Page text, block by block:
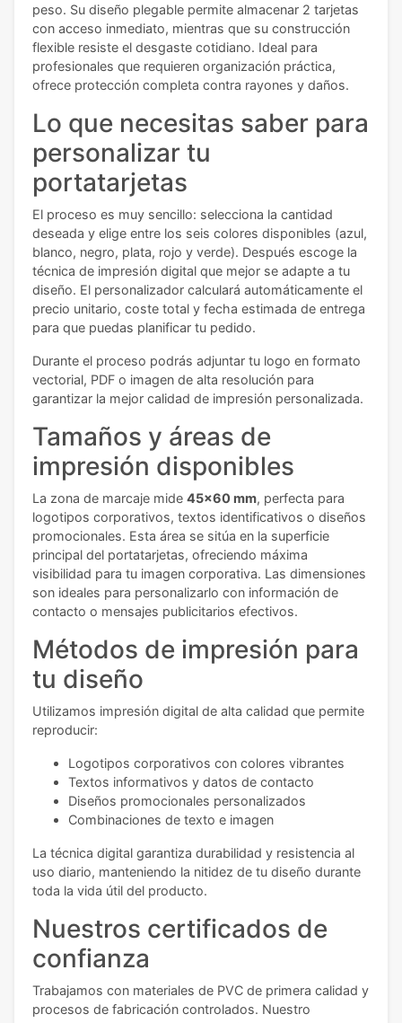
peso. Su diseño plegable permite almacenar 2 tarjetas
con acceso inmediato, mientras que su construcción
flexible resiste el desgaste cotidiano. Ideal para
profesionales que requieren organización práctica,
ofrece protección completa contra rayones y daños.
Lo que necesitas saber para
personalizar tu
portatarjetas
El proceso es muy sencillo: selecciona la cantidad
deseada y elige entre los seis colores disponibles (azul,
blanco, negro, plata, rojo y verde). Después escoge la
técnica de impresión digital que mejor se adapte a tu
diseño. El personalizador calculará automáticamente el
precio unitario, coste total y fecha estimada de entrega
para que puedas planificar tu pedido.
Durante el proceso podrás adjuntar tu logo en formato
vectorial, PDF o imagen de alta resolución para
garantizar la mejor calidad de impresión personalizada.
Tamaños y áreas de
impresión disponibles
La zona de marcaje mide 45x60 mm, perfecta para
logotipos corporativos, textos identificativos o diseños
promocionales. Esta área se sitúa en la superficie
principal del portatarjetas, ofreciendo máxima
visibilidad para tu imagen corporativa. Las dimensiones
son ideales para personalizarlo con información de
contacto o mensajes publicitarios efectivos.
Métodos de impresión para
tu diseño
Utilizamos impresión digital de alta calidad que permite
reproducir:
Logotipos corporativos con colores vibrantes
Textos informativos y datos de contacto
Diseños promocionales personalizados
Combinaciones de texto e imagen
La técnica digital garantiza durabilidad y resistencia al
uso diario, manteniendo la nitidez de tu diseño durante
toda la vida útil del producto.
Nuestros certificados de
confianza
Trabajamos con materiales de PVC de primera calidad y
procesos de fabricación controlados. Nuestro